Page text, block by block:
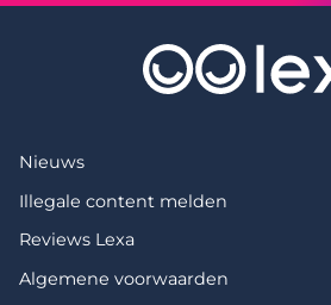
Nieuws
Illegale content melden
Reviews Lexa
Algemene voorwaarden